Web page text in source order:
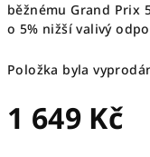
běžnému Grand Prix
o 5% nižší valivý
Položka byla
1 649 Kč